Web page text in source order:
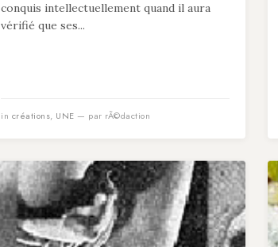
conquis intellectuellement quand il aura
vérifié que ses...
in créations, UNE — par rÃ©daction